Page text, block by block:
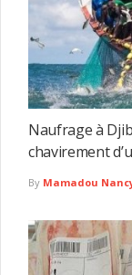
Naufrage à
chavirement
By Mamadou